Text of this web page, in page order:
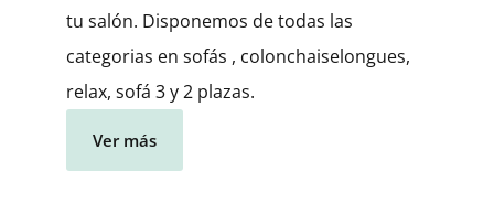
tu salón. Disponemos de todas las
categorias en sofás , colonchaiselongues,
relax, sofá 3 y 2 plazas.
Ver más